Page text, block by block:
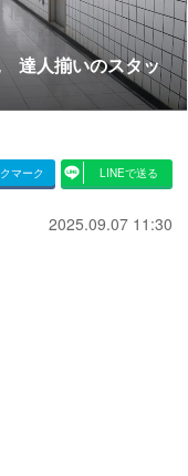
達人揃いのスタッ
マーク LINEで送る
2025.09.07 11:30